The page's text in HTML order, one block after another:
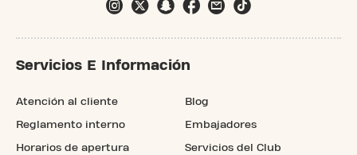
Servicios E Información
Atención al cliente
Reglamento interno
Horarios de apertura
Blog
Embajadores
Servicios del Club